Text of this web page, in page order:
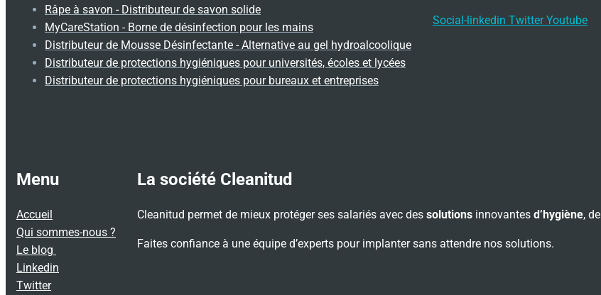
Râpe à savon - Distributeur de savon solide
MyCareStation - Borne de désinfection pour les mains
Distributeur de Mousse Désinfectante - Alternative au gel hydroalcoolique
Distributeur de protections hygiéniques pour universités, écoles et lycées
Distributeur de protections hygiéniques pour bureaux et entreprises
Social-linkedin Twitter Youtube
Menu
Accueil
Qui sommes-nous ?
Le blog
Linkedin
Twitter
La société Cleanitud
Cleanitud permet de mieux protéger ses salariés avec des solutions innovantes d’hygiène, de
Faites confiance à une équipe d’experts pour implanter sans attendre nos solutions.